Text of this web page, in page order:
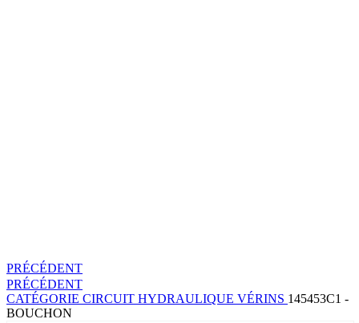
PRÉCÉDENT
PRÉCÉDENT
CATÉGORIE CIRCUIT HYDRAULIQUE VÉRINS 145453C1 -
BOUCHON